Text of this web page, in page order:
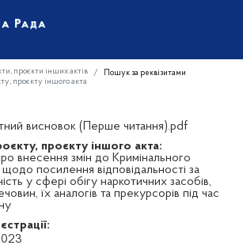
проєкти інших актів
Пошук за реквізитами
проєкту іншого акта
висновок (Перше читання).pdf
проєкту іншого акта:
внесення змін до Кримінального
посилення відповідальності за
у сфері обігу наркотичних засобів,
їх аналогів та прекурсорів під час